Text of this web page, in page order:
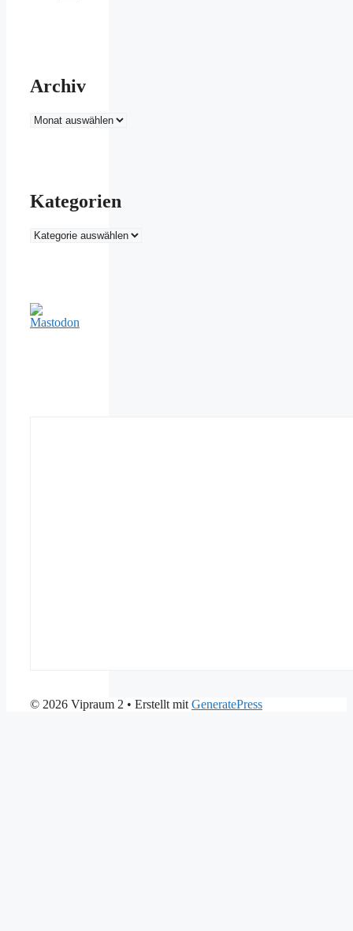
Archiv
Archiv
Kategorien
Kategorien
© 2026 Vipraum 2 • Erstellt mit GeneratePress